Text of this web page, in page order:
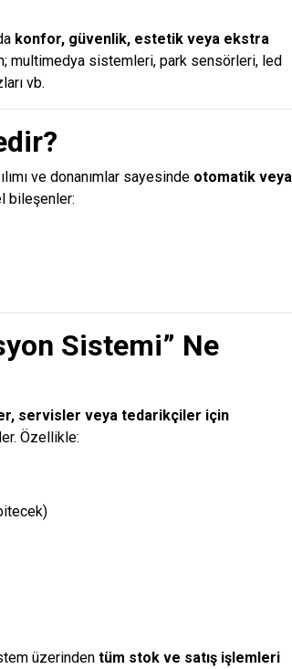
konfor, güvenlik, estetik veya ekstra
multimedya sistemleri, park sensörleri, led
vb.
ve donanımlar sayesinde otomatik veya
bileşenler:
Sistemi” Ne
servisler veya tedarikçiler için
Özellikle:
üzerinden tüm stok ve satış işlemleri